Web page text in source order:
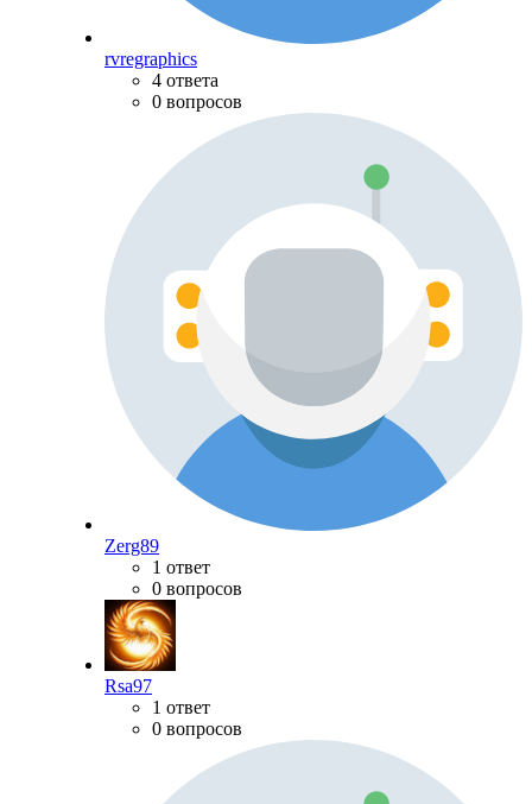
rvregraphics
4 ответа
0 вопросов
Zerg89
1 ответ
0 вопросов
Rsa97
1 ответ
0 вопросов